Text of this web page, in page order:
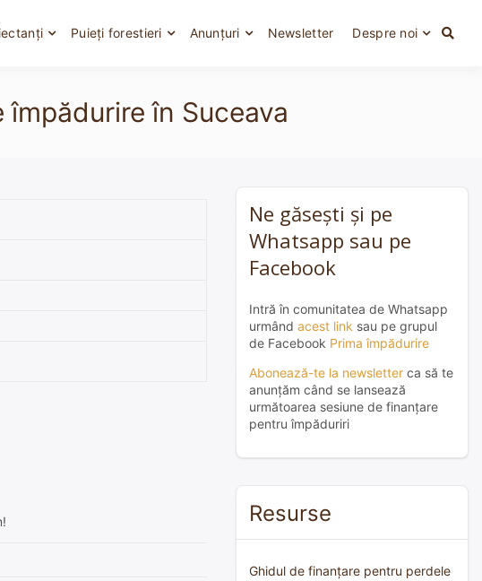
Puieți forestieri Anunțuri Newsletter Despre noi
în Suceava
Ne găsești și pe
Whatsapp sau pe
Facebook
Intră în comunitatea de Whatsapp
urmând acest link sau pe grupul
de Facebook Prima împădurire
Abonează-te la newsletter ca să te
anunțăm când se lansează
următoarea sesiune de finanțare
pentru împăduriri
Resurse
Ghidul de finanțare pentru perdele